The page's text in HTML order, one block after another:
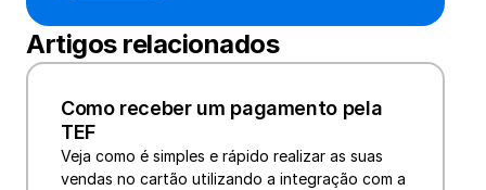
Artigos relacionados
Como receber um pagamento pela
TEF
Veja como é simples e rápido realizar as suas
vendas no cartão utilizando a integração com a